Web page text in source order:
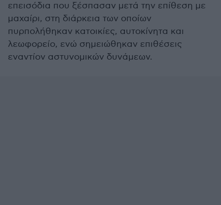
επεισόδια που ξέσπασαν μετά την επίθεση με
μαχαίρι, στη διάρκεια των οποίων
πυρπολήθηκαν κατοικίες, αυτοκίνητα και
λεωφορείο, ενώ σημειώθηκαν επιθέσεις
εναντίον αστυνομικών δυνάμεων.